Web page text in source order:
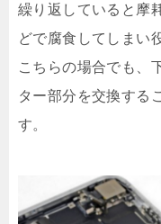
繰り返していると摩
どで腐食してしまい
こちらの場合でも、
ター部分を交換する
す。